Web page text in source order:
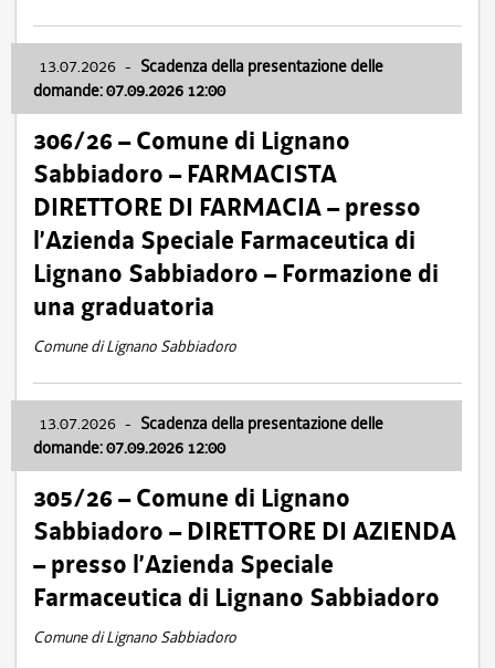
13.07.2026 - Scadenza della presentazione delle
domande: 07.09.2026 12:00
306/26 – Comune di Lignano
Sabbiadoro – FARMACISTA
DIRETTORE DI FARMACIA – presso
l’Azienda Speciale Farmaceutica di
Lignano Sabbiadoro – Formazione di
una graduatoria
Comune di Lignano Sabbiadoro
13.07.2026 - Scadenza della presentazione delle
domande: 07.09.2026 12:00
305/26 – Comune di Lignano
Sabbiadoro – DIRETTORE DI AZIENDA
– presso l’Azienda Speciale
Farmaceutica di Lignano Sabbiadoro
Comune di Lignano Sabbiadoro